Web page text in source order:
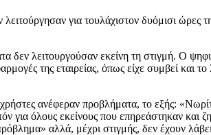
για τουλάχιστον δυόμισι ώρες
λειτουργούσαν εκείνη τη στιγμή. Ο
της εταιρείας, όπως είχε συμβεί και
ανέφεραν προβλήματα, το εξής:
για όλους εκείνους που επηρεάστηκαν
αλλά, μέχρι στιγμής, δεν έχουν